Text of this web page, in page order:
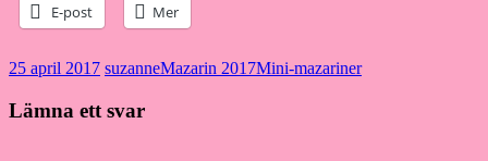
E-post Mer
25 april 2017 suzanneMazarin 2017Mini-mazariner
Lämna ett svar